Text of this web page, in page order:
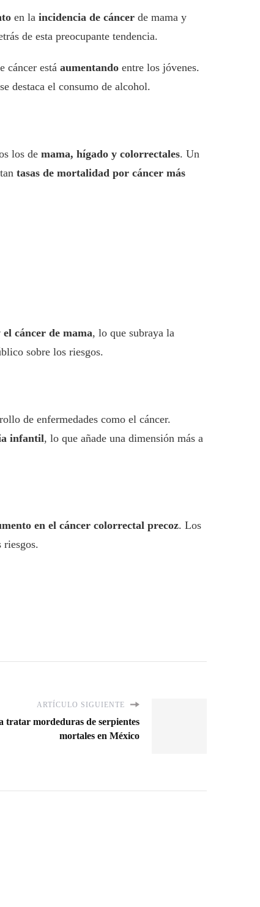
en la incidencia de cáncer de mama y
de esta preocupante tendencia.
cáncer está aumentando entre los jóvenes.
destaca el consumo de alcohol.
los de mama, hígado y colorrectales. Un
tasas de mortalidad por cáncer más
cáncer de mama, lo que subraya la
sobre los riesgos.
de enfermedades como el cáncer.
infantil, lo que añade una dimensión más a
en el cáncer colorrectal precoz. Los
riesgos.
ARTÍCULO SIGUIENTE
tratar mordeduras de serpientes
mortales en México